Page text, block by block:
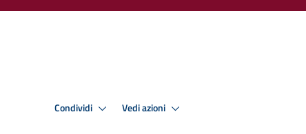
Condividi Vedi azioni